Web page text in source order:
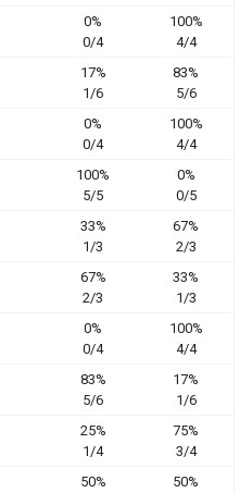
0%
0/4
100%
4/4
17%
1/6
83%
5/6
0%
0/4
100%
4/4
100%
5/5
0%
0/5
33%
1/3
67%
2/3
67%
2/3
33%
1/3
0%
0/4
100%
4/4
83%
5/6
17%
1/6
25%
1/4
75%
3/4
50%
50%